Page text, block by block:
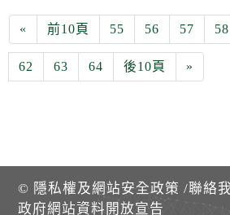
« 前10頁 55 56 57 58
62 63 64 後10頁 »
© 隱私權及網站安全政策 /聯絡
政府網站資料開放宣告